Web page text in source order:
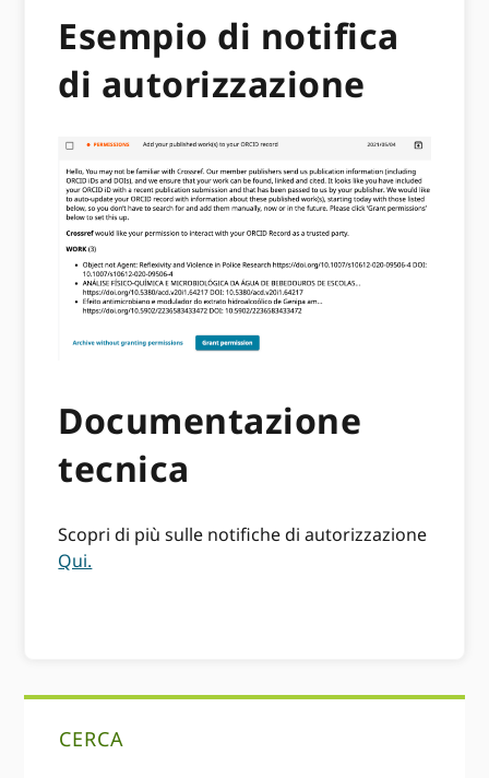
Esempio di notifica
di autorizzazione
Documentazione
tecnica
Scopri di più sulle notifiche di autorizzazione
Qui.
CERCA